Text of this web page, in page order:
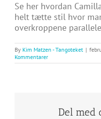
Se her hvordan
helt tætte stil hvor
overkroppene
By Kim Matzen - Tangoteket |
Kommentarer
Del med